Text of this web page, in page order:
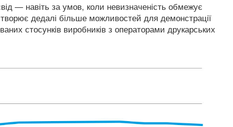
— навіть за умов, коли невизначеність обмежує
дедалі більше можливостей для демонстрації
стосунків виробників з операторами друкарських